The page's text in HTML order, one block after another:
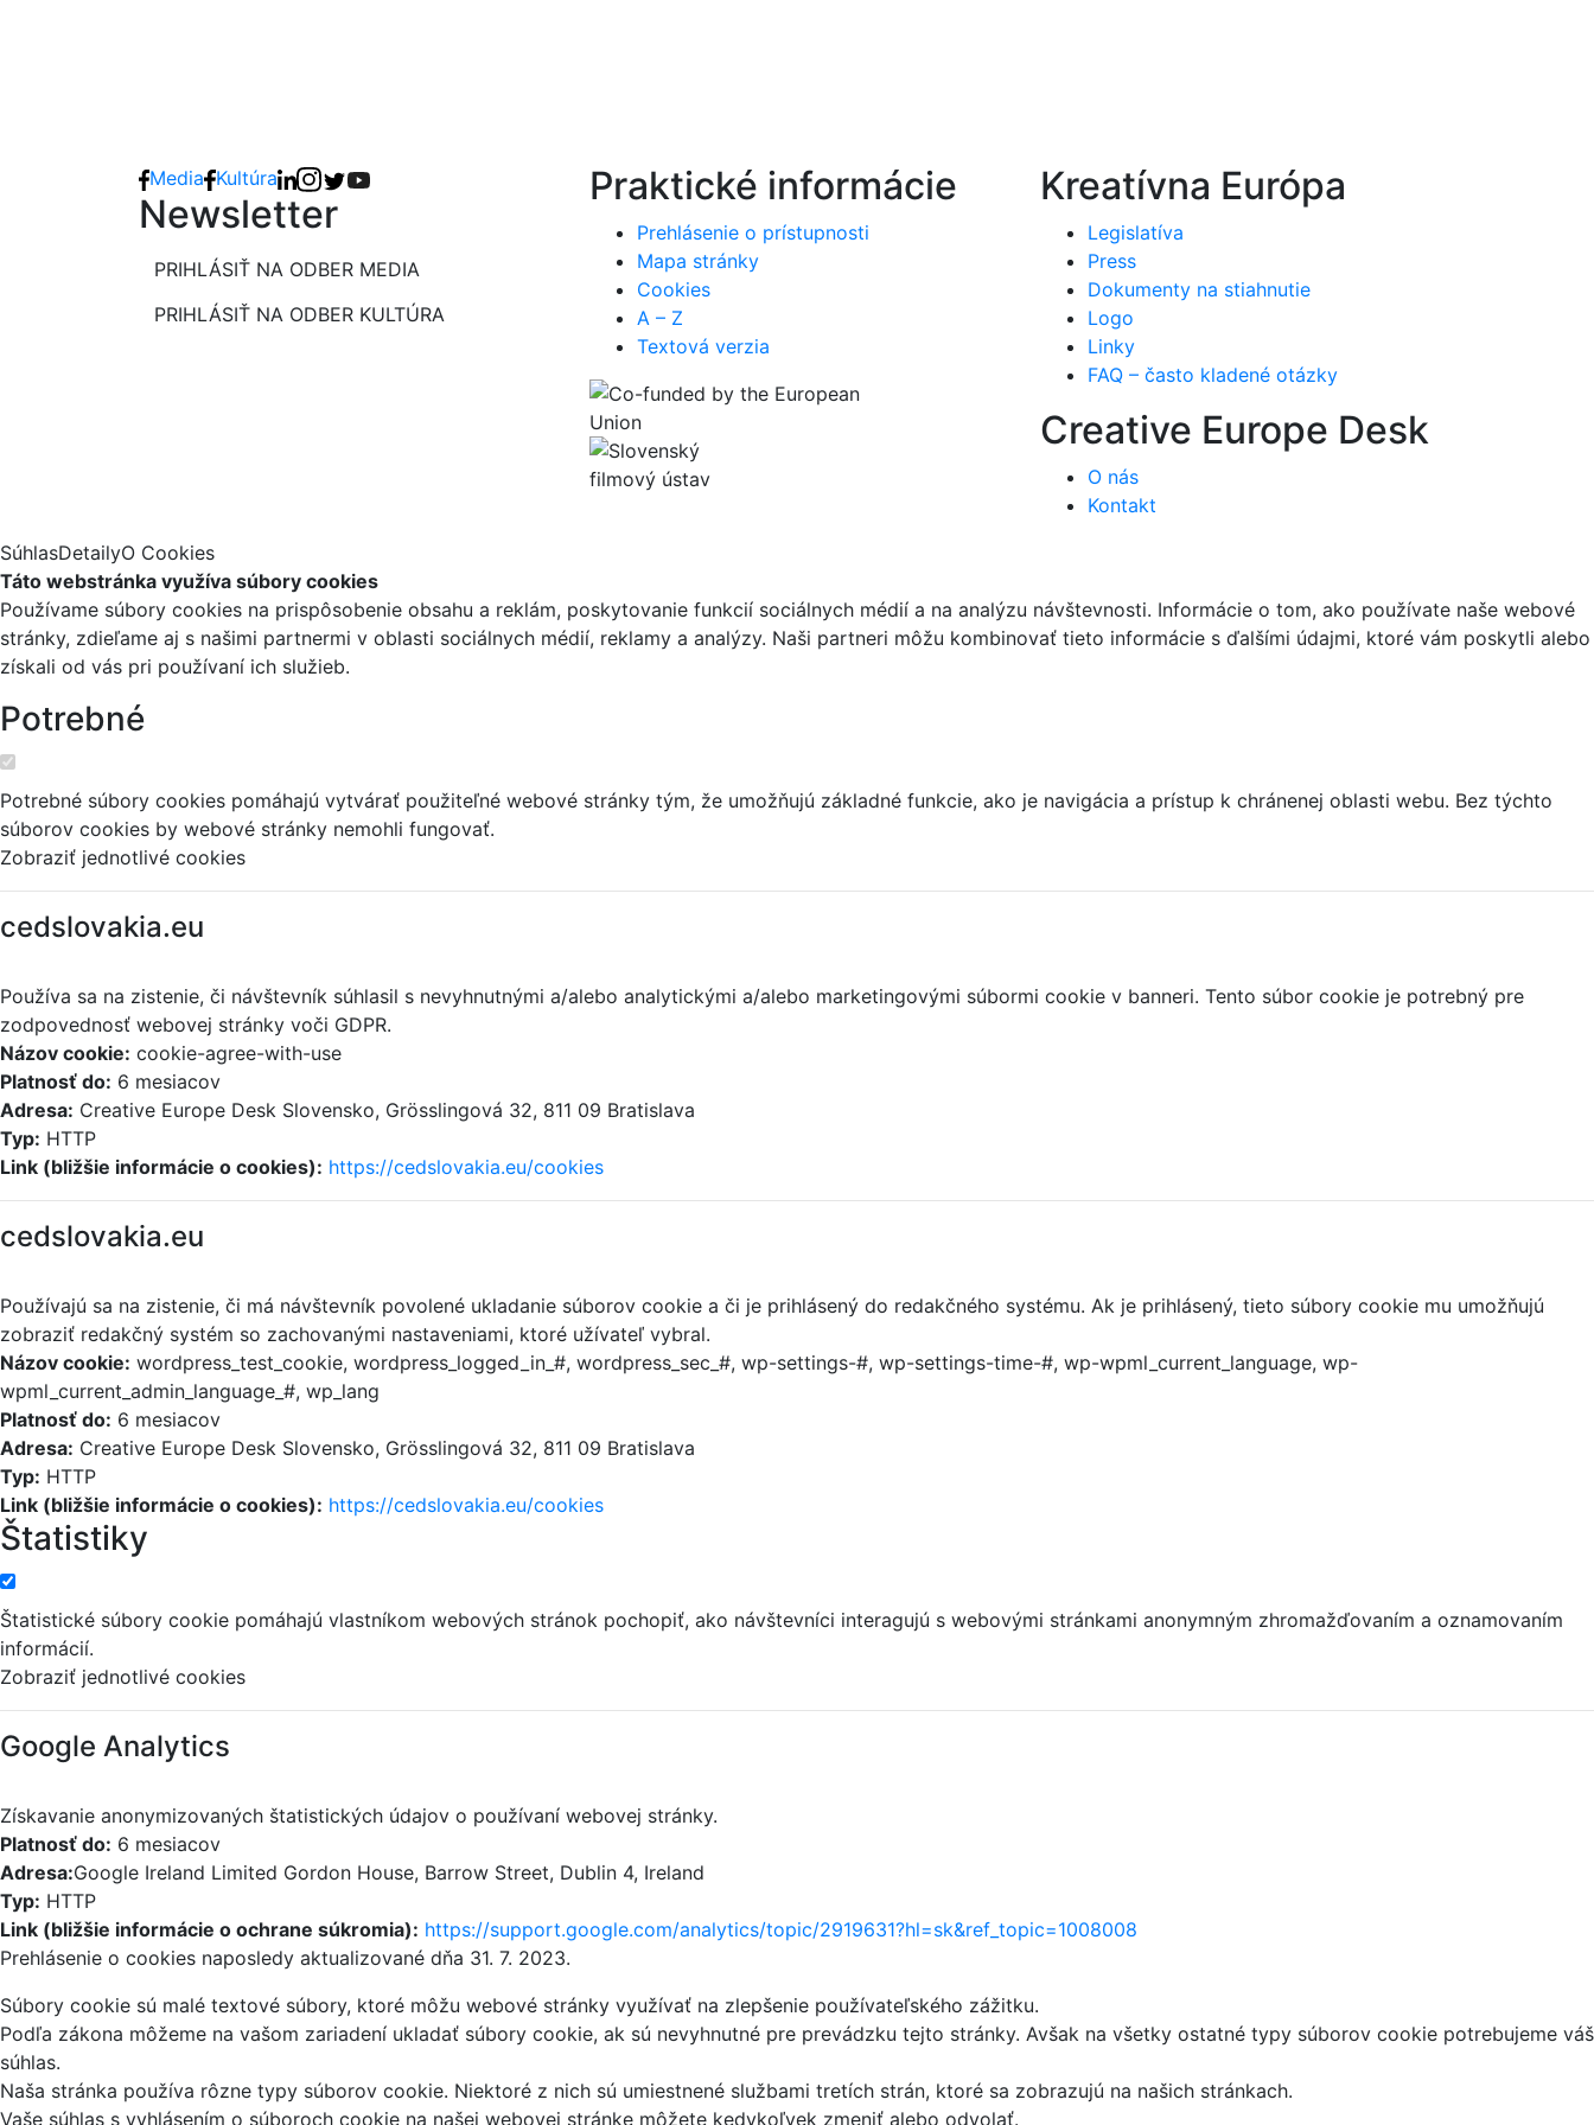
Media Kultúra
Newsletter
PRIHLÁSIŤ NA ODBER MEDIA
PRIHLÁSIŤ NA ODBER KULTÚRA
Praktické informácie
Prehlásenie o prístupnosti
Mapa stránky
Cookies
A – Z
Textová verzia
Kreatívna Európa
Legislatíva
Press
Dokumenty na stiahnutie
Logo
Linky
FAQ – často kladené otázky
Creative Europe Desk
O nás
Kontakt
SúhlasDetailyO Cookies
Táto webstránka využíva súbory cookies
Používame súbory cookies na prispôsobenie obsahu a reklám, poskytovanie funkcií sociálnych médií a na analýzu návštevnosti. Informácie o tom, ako používate naše webové
stránky, zdieľame aj s našimi partnermi v oblasti sociálnych médií, reklamy a analýzy. Naši partneri môžu kombinovať tieto informácie s ďalšími údajmi, ktoré vám poskytli alebo
získali od vás pri používaní ich služieb.
Potrebné
Potrebné súbory cookies pomáhajú vytvárať použiteľné webové stránky tým, že umožňujú základné funkcie, ako je navigácia a prístup k chránenej oblasti webu. Bez týchto
súborov cookies by webové stránky nemohli fungovať.
Zobraziť jednotlivé cookies
cedslovakia.eu
Používa sa na zistenie, či návštevník súhlasil s nevyhnutnými a/alebo analytickými a/alebo marketingovými súbormi cookie v banneri. Tento súbor cookie je potrebný pre
zodpovednosť webovej stránky voči GDPR.
Názov cookie: cookie-agree-with-use
Platnosť do: 6 mesiacov
Adresa: Creative Europe Desk Slovensko, Grösslingová 32, 811 09 Bratislava
Typ: HTTP
Link (bližšie informácie o cookies): https://cedslovakia.eu/cookies
cedslovakia.eu
Používajú sa na zistenie, či má návštevník povolené ukladanie súborov cookie a či je prihlásený do redakčného systému. Ak je prihlásený, tieto súbory cookie mu umožňujú
zobraziť redakčný systém so zachovanými nastaveniami, ktoré užívateľ vybral.
Názov cookie: wordpress_test_cookie, wordpress_logged_in_#, wordpress_sec_#, wp-settings-#, wp-settings-time-#, wp-wpml_current_language, wp-
wpml_current_admin_language_#, wp_lang
Platnosť do: 6 mesiacov
Adresa: Creative Europe Desk Slovensko, Grösslingová 32, 811 09 Bratislava
Typ: HTTP
Link (bližšie informácie o cookies): https://cedslovakia.eu/cookies
Štatistiky
Štatistické súbory cookie pomáhajú vlastníkom webových stránok pochopiť, ako návštevníci interagujú s webovými stránkami anonymným zhromažďovaním a oznamovaním
informácií.
Zobraziť jednotlivé cookies
Google Analytics
Získavanie anonymizovaných štatistických údajov o používaní webovej stránky.
Platnosť do: 6 mesiacov
Adresa:Google Ireland Limited Gordon House, Barrow Street, Dublin 4, Ireland
Typ: HTTP
Link (bližšie informácie o ochrane súkromia): https://support.google.com/analytics/topic/2919631?hl=sk&ref_topic=1008008
Prehlásenie o cookies naposledy aktualizované dňa 31. 7. 2023.
Súbory cookie sú malé textové súbory, ktoré môžu webové stránky využívať na zlepšenie používateľského zážitku.
Podľa zákona môžeme na vašom zariadení ukladať súbory cookie, ak sú nevyhnutné pre prevádzku tejto stránky. Avšak na všetky ostatné typy súborov cookie potrebujeme váš
súhlas.
Naša stránka používa rôzne typy súborov cookie. Niektoré z nich sú umiestnené službami tretích strán, ktoré sa zobrazujú na našich stránkach.
Vaše súhlas s vyhlásením o súboroch cookie na našej webovej stránke môžete kedykoľvek zmeniť alebo odvolať.